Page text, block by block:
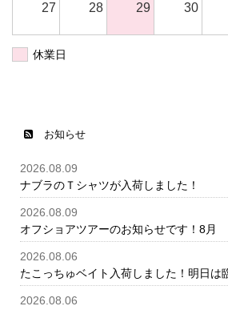
27 28 29 30
休業日
お知らせ
2026.08.09
ナブラのＴシャツが入荷しました！
2026.08.09
オフショアツアーのお知らせです！8月
2026.08.06
たこっちゅベイト入荷しました！明日は
2026.08.06